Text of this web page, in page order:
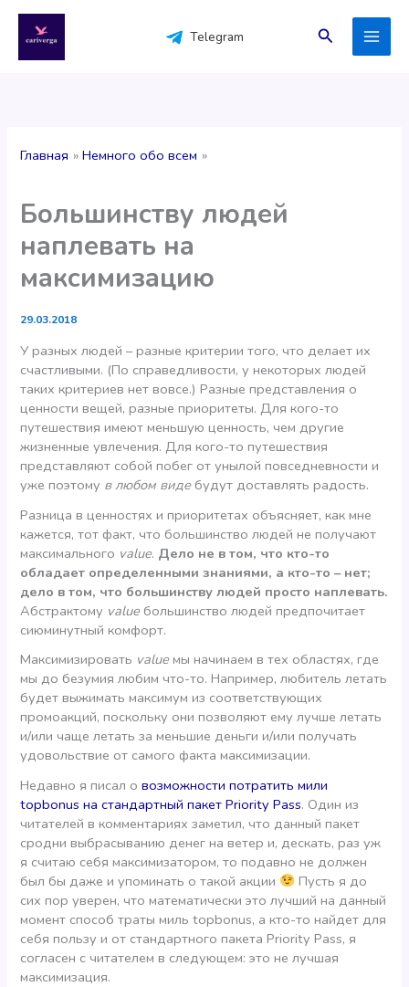
содержимому
Telegram Поиск
Главная Немного обо всем
Большинству людей
наплевать на
максимизацию
29.03.2018
У разных людей – разные критерии того, что делает их
счастливыми. (По справедливости, у некоторых людей
таких критериев нет вовсе.) Разные представления о
ценности вещей, разные приоритеты. Для кого-то
путешествия имеют меньшую ценность, чем другие
жизненные увлечения. Для кого-то путешествия
представляют собой побег от унылой повседневности и
уже поэтому в любом видебудут доставлять радость.
Разница в ценностях и приоритетах объясняет, как мне
кажется, тот факт, что большинство людей не получают
максимального value. Дело не в том, что кто-то
обладает определенными знаниями, а кто-то – нет;
дело в том, что большинству людей просто наплевать.
Абстрактому value большинство людей предпочитает
сиюминутный комфорт.
Максимизировать value мы начинаем в тех областях, где
мы до безумия любим что-то. Например, любитель летать
будет выжимать максимум из соответствующих
промоакций, поскольку они позволяют ему лучше летать
и/или чаще летать за меньшие деньги и/или получать
удовольствие от самого факта максимизации.
Недавно я писал овозможности потратить мили
topbonus на стандартный пакет Priority Pass. Один из
читателей в комментариях заметил, что данный пакет
сродни выбрасыванию денег на ветер и, дескать, раз уж
я считаю себя максимизатором, то подавно не должен
был бы даже и упоминать о такой акции
Пусть я до
сих пор уверен, что математически это лучший на данный
момент способ траты миль topbonus, а кто-то найдет для
себя пользу и от стандартного пакета Priority Pass, я
согласен с читателем в следующем: это не лучшая
максимизация.